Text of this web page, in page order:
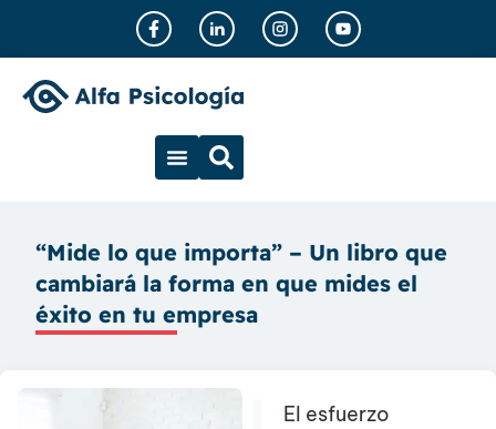
“Mide lo que importa” – Un libro que
cambiará la forma en que mides el
éxito en tu empresa
El esfuerzo